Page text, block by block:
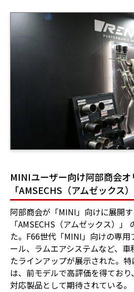
MINIユーザー向け阿部商会
「AMSECHS（アムゼックス）
阿部商会が「MINI」向けに展開
「AMSECHS（アムゼックス）
た。F66世代「MINI」向けの専
ール、ラムエアシステムなど、
たラインアップが展示された。
は、前モデルで高評価を得てお
対応製品として期待されている。